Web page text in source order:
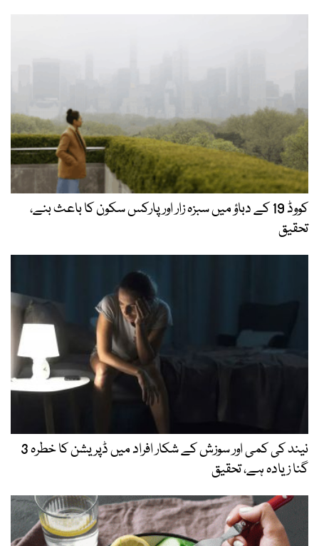
کووڈ 19 کے دباؤ میں سبزہ زار اور پارکس سکون کا باعث بنے،
تحقیق
نیند کی کمی اور سوزش کے شکار افراد میں ڈپریشن کا خطرہ 3
گنا زیادہ ہے، تحقیق